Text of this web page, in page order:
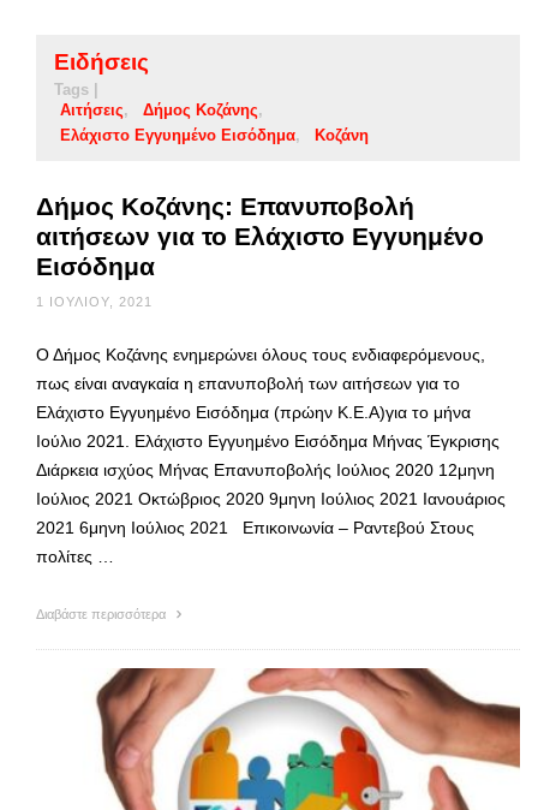
Ειδήσεις
Tags |
Αιτήσεις
Δήμος Κοζάνης
Ελάχιστο Εγγυημένο Εισόδημα
Κοζάνη
Δήμος Κοζάνης: Επανυποβολή
αιτήσεων για το Ελάχιστο Εγγυημένο
Εισόδημα
1 ΙΟΥΛΊΟΥ, 2021
Ο Δήμος Κοζάνης ενημερώνει όλους τους ενδιαφερόμενους,
πως είναι αναγκαία η επανυποβολή των αιτήσεων για το
Ελάχιστο Εγγυημένο Εισόδημα (πρώην Κ.Ε.Α)για το μήνα
Ιούλιο 2021. Ελάχιστο Εγγυημένο Εισόδημα Μήνας Έγκρισης
Διάρκεια ισχύος Μήνας Επανυποβολής Ιούλιος 2020 12μηνη
Ιούλιος 2021 Οκτώβριος 2020 9μηνη Ιούλιος 2021 Ιανουάριος
2021 6μηνη Ιούλιος 2021 Επικοινωνία – Ραντεβού Στους
πολίτες …
Διαβάστε περισσότερα